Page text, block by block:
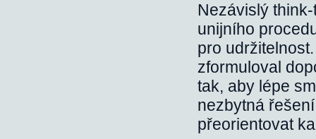
Nezávislý
unijního
pro
zformuloval
tak, aby lépe
nezbytná
přeorientovat